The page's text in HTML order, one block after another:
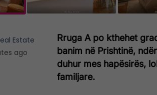
Rruga A po kthehet
banim në Prishtinë,
duhur mes hapësirës,
familjare.
Estate
ago